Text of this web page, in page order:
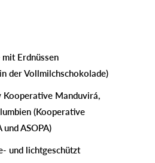
Erdnüssen
der Vollmilchschokolade)
Kooperative Manduvirá,
(Kooperative
ASOPA)
und lichtgeschützt